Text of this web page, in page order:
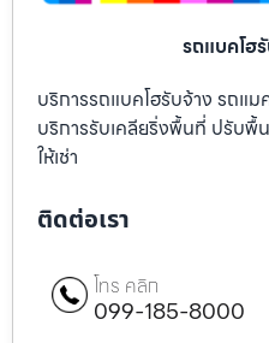
รถแบคโฮ
บริการรถแบคโฮรับจ้าง รถแม
บริการรับเคลียริ่งพื้นที่ ปรับ
ให้เช่า
ติดต่อเรา
โทร คลิก
099-185-8000